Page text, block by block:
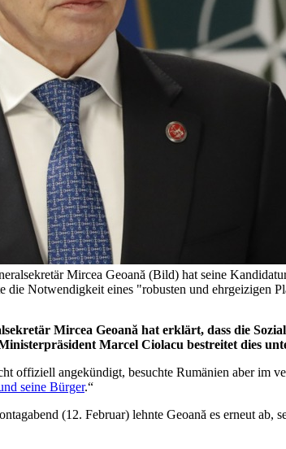
Mircea Geoană (Bild) hat seine
die Notwendigkeit eines "robusten und
Mircea Geoană hat erklärt, dass die
Marcel Ciolacu bestreitet dies
offiziell angekündigt, besuchte Rumänien aber im
seine Bürger.“
(12. Februar) lehnte Geoană es erneut